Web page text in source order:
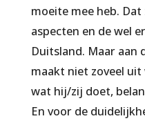
moeite mee heb.
aspecten en de wel
Duitsland. Maar aan
maakt niet zoveel
wat hij/zij doet,
En voor de